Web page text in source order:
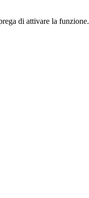
di attivare la funzione.